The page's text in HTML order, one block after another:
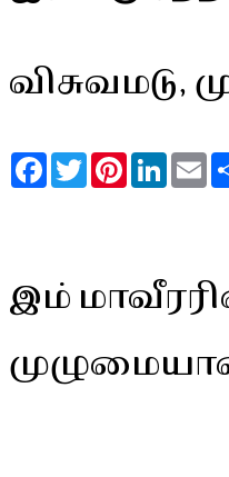
விசுவமடு,
FacebookTwitterPinterestLinkedIn
இம்